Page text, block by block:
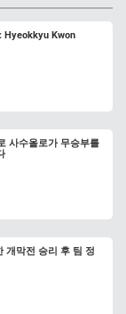
Hyeokkyu Kwon
사수올로가 무승부를
개막전 승리 후 팀 정